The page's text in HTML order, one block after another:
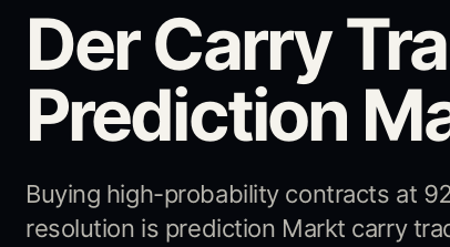
Der Carry
Prediction
Buying high-probability contracts at
resolution is prediction Markt carry